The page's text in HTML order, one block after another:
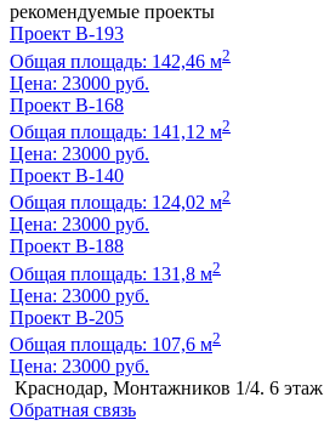
рекомендуемые проекты
Проект B-193
Общая площадь: 142,46 м2
Цена: 23000 руб.
Проект B-168
Общая площадь: 141,12 м2
Цена: 23000 руб.
Проект B-140
Общая площадь: 124,02 м2
Цена: 23000 руб.
Проект B-188
Общая площадь: 131,8 м2
Цена: 23000 руб.
Проект B-205
Общая площадь: 107,6 м2
Цена: 23000 руб.
Краснодар, Монтажников 1/4. 6 этаж
Обратная связь